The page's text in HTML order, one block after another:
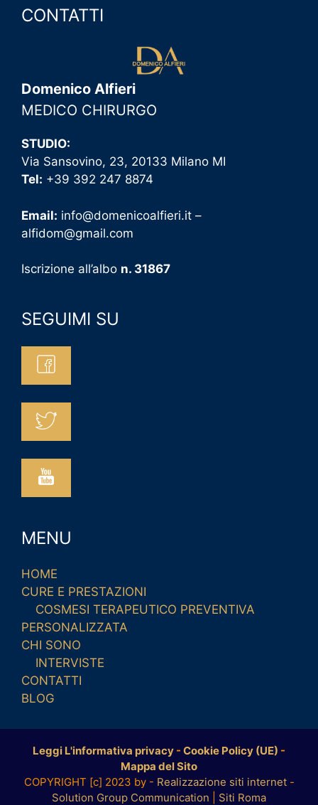
CONTATTI
Domenico Alfieri
MEDICO CHIRURGO
STUDIO:
Via Sansovino, 23, 20133 Milano MI
Tel: +39 392 247 8874
Email: info@domenicoalfieri.it –
alfidom@gmail.com
Iscrizione all’albo n. 31867
SEGUIMI SU
MENU
HOME
CURE E PRESTAZIONI
COSMESI TERAPEUTICO PREVENTIVA
PERSONALIZZATA
CHI SONO
INTERVISTE
CONTATTI
BLOG
Leggi L'informativa privacy - Cookie Policy (UE) -
Mappa del Sito
COPYRIGHT [c] 2023 by - Realizzazione siti internet-
Solution Group Communication
Siti Roma